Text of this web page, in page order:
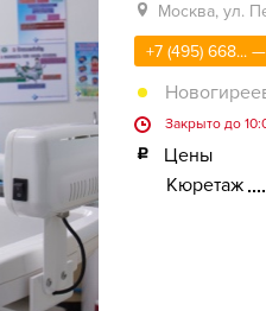
Москва, ул.
+7 (495) 668...
Закрыто до
Цены
Кюретаж